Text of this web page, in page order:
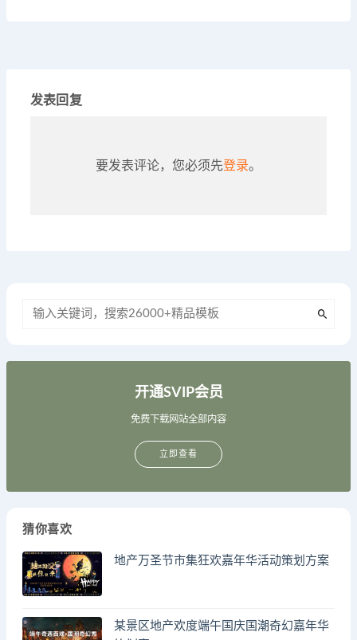
发表回复
要发表评论，您必须先登录。
开通SVIP会员
免费下载网站全部内容
立即查看
猜你喜欢
地产万圣节市集狂欢嘉年华活动策划方案
某景区地产欢度端午国庆国潮奇幻嘉年华